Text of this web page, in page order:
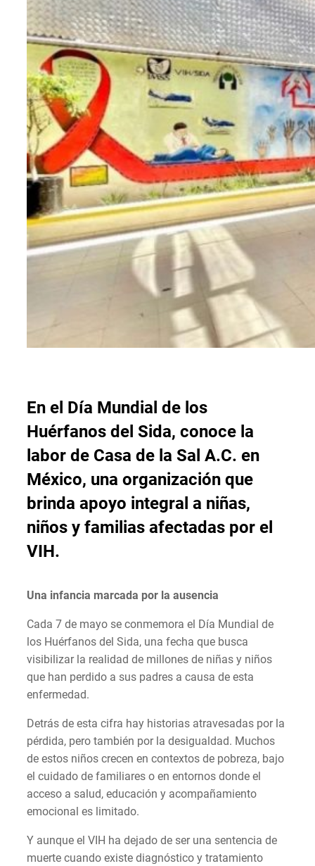
En el Día Mundial de los
Huérfanos del Sida, conoce la
labor de Casa de la Sal A.C. en
México, una organización que
brinda apoyo integral a niñas,
niños y familias afectadas por el
VIH.
Una infancia marcada por la ausencia
Cada 7 de mayo se conmemora el Día Mundial de
los Huérfanos del Sida, una fecha que busca
visibilizar la realidad de millones de niñas y niños
que han perdido a sus padres a causa de esta
enfermedad.
Detrás de esta cifra hay historias atravesadas por la
pérdida, pero también por la desigualdad. Muchos
de estos niños crecen en contextos de pobreza, bajo
el cuidado de familiares o en entornos donde el
acceso a salud, educación y acompañamiento
emocional es limitado.
Y aunque el VIH ha dejado de ser una sentencia de
muerte cuando existe diagnóstico y tratamiento